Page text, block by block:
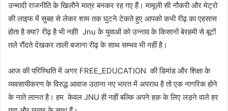
उन्मादी राजनीति के खिलौने मात्र बनकर रह गए हैं। मामूली सी नौकरी और मेट्रो
की लाइफ में सुबह से लेकर शाम तक घुटने टेकते हुए आपको कभी रीढ़ का एहसास
होता है क्या? रीढ़ है भी नहीं! Jnu के युवाओं को उन्नाव के किसानों बेरहमी से बूटों
तले रौंदते देखकर ताली बजाना रीढ़ के साथ सम्भव भी नहीं है।
आज की परिस्थिति में अगर FREE_EDUCATION की डिमांड और शिक्षा के
व्यवसायीकरण के विरुद्ध आवाज उठाना नए भारत में अपराध है तो एक नागरिक होने
के नाते लानत है। हम केवल JNU ही नहीं बल्कि अपने हक़ के लिए लड़ने वाले हर